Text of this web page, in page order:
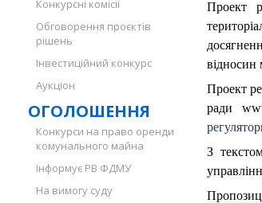
Конкурсні комісії
Обговорення проєктів
рішень
Інвестиційний конкурс
Аукціон
ОГОЛОШЕННЯ
Конкурси на право оренди
комунального майна
Інформує РВ ФДМУ
На вимогу суду
Проект
відносин
Проект
ради
З